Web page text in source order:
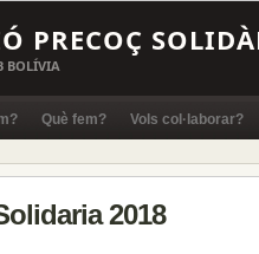
PRECOÇ
BOLÍVIA
Què fem? Vols col·laborar?
2018